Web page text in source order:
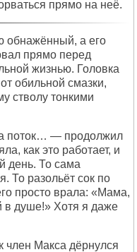
прямо на неё.
обнажённый, а его
прямо перед
жизнью. Головка
обильной смазки,
стволу тонкими
поток… — продолжил
как это работает, и
день. То сама
То разольёт сок по
просто врала: «Мама,
в душе!» Хотя я даже
член Макса дёрнулся